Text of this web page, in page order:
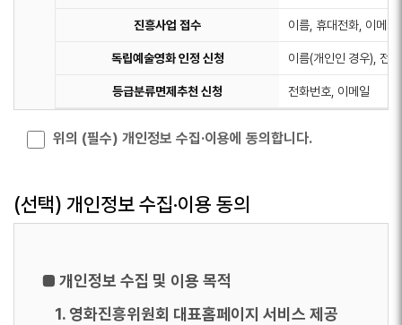
진흥사업 접수 이름, 휴대전화, 이메일
독립예술영화 인정 신청 이름(개인인 경우), 전
등급분류면제추천 신청 전화번호, 이메일
2. 자동으로 생성되어 수집하는 항목
트의 주소, 방문일시, 쿠키, 홈페이지 접근 메뉴
ㅇ 이용자의 브라우저 종류 및 OS
■ 개인정보 보유 및 이용기간:
■ 동의를 거부할 권리가 있다는 사실과 동의 거부
위의 (필수) 개인정보 수집·이용에 동의합니다.
(선택) 개인정보 수집·이용 동의
■ 개인정보 수집 및 이용 목적
1. 영화진흥위원회 대표홈페이지 서비스 제공